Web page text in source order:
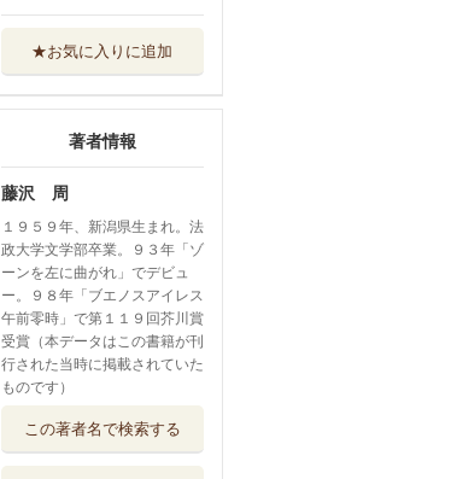
★お気に入りに追加
著者情報
藤沢 周
１９５９年、新潟県生まれ。法
政大学文学部卒業。９３年「ゾ
ーンを左に曲がれ」でデビュ
ー。９８年「ブエノスアイレス
午前零時」で第１１９回芥川賞
受賞（本データはこの書籍が刊
行された当時に掲載されていた
ものです）
この著者名で検索する
き十話